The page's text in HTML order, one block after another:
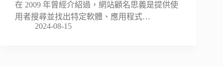
在 2009 年曾經介紹過，網站顧名思義是提供使
用者搜尋並找出特定軟體、應用程式…
2024-08-15